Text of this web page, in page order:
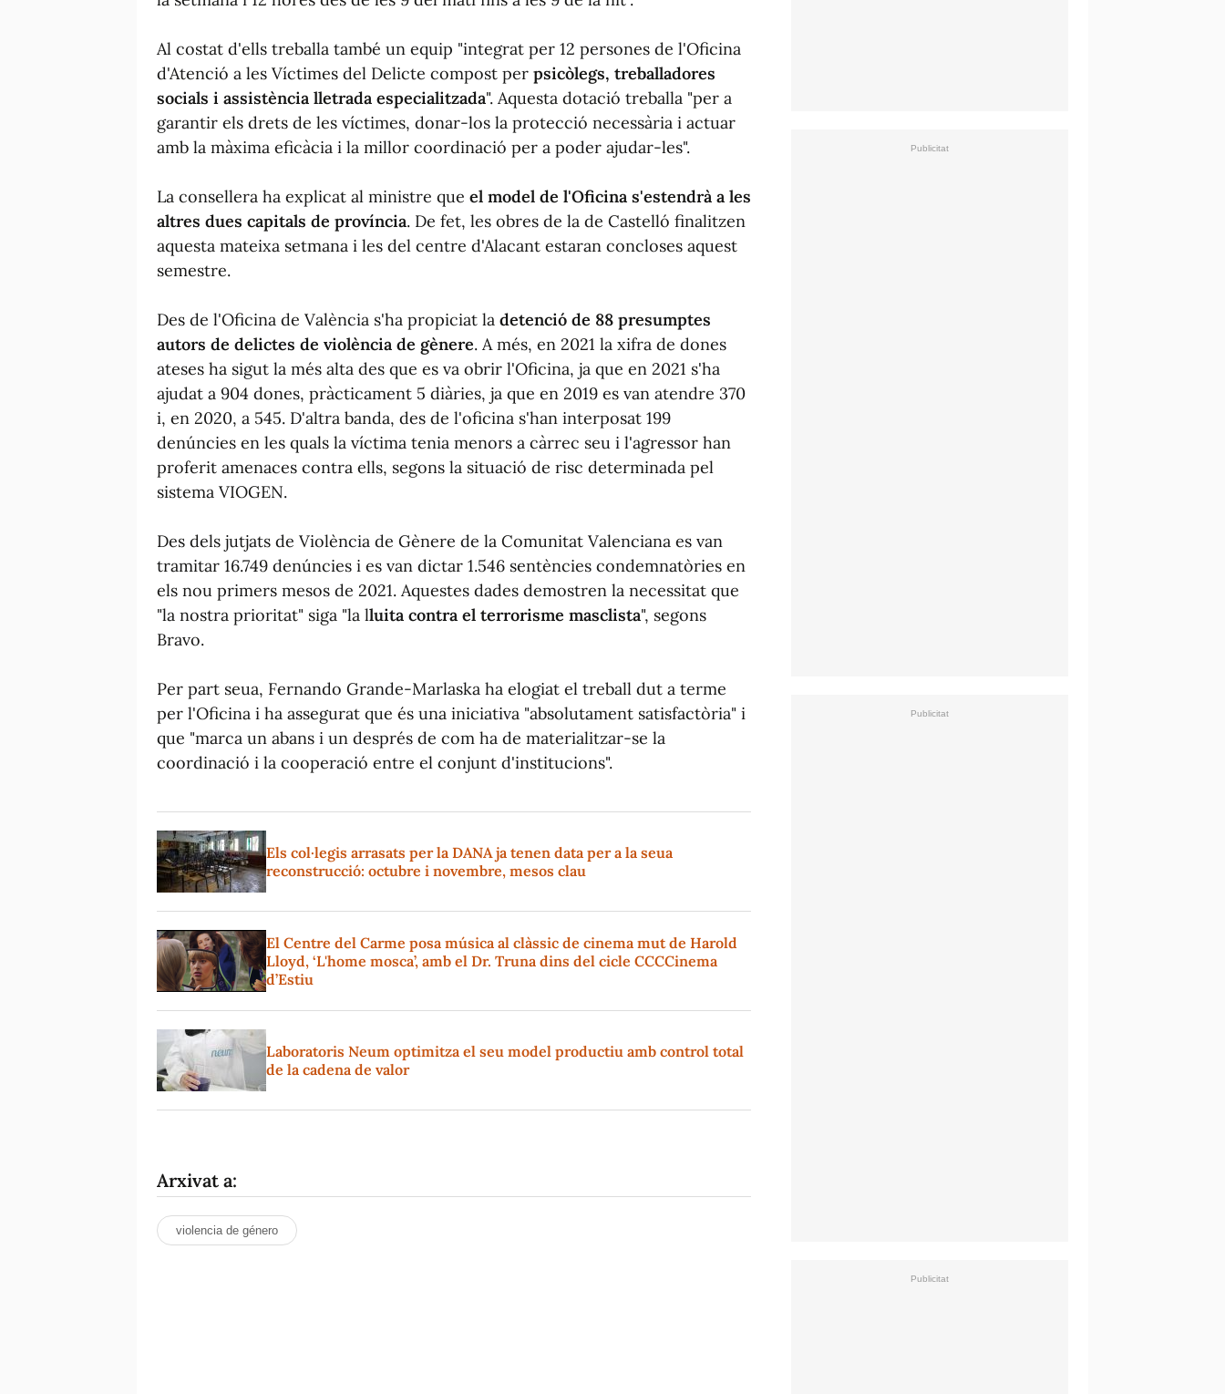
Al costat d'ells treballa també un equip "integrat per 12 persones de l'Oficina
d'Atenció a les Víctimes del Delicte compost per psicòlegs, treballadores
socials i assistència lletrada especialitzada". Aquesta dotació treballa "per a
garantir els drets de les víctimes, donar-los la protecció necessària i actuar
amb la màxima eficàcia i la millor coordinació per a poder ajudar-les".
La consellera ha explicat al ministre que el model de l'Oficina s'estendrà a les
altres dues capitals de província. De fet, les obres de la de Castelló finalitzen
aquesta mateixa setmana i les del centre d'Alacant estaran concloses aquest
semestre.
Des de l'Oficina de València s'ha propiciat la detenció de 88 presumptes
autors de delictes de violència de gènere. A més, en 2021 la xifra de dones
ateses ha sigut la més alta des que es va obrir l'Oficina, ja que en 2021 s'ha
ajudat a 904 dones, pràcticament 5 diàries, ja que en 2019 es van atendre 370
i, en 2020, a 545. D'altra banda, des de l'oficina s'han interposat 199
denúncies en les quals la víctima tenia menors a càrrec seu i l'agressor han
proferit amenaces contra ells, segons la situació de risc determinada pel
sistema VIOGEN.
Des dels jutjats de Violència de Gènere de la Comunitat Valenciana es van
tramitar 16.749 denúncies i es van dictar 1.546 sentències condemnatòries en
els nou primers mesos de 2021. Aquestes dades demostren la necessitat que
"la nostra prioritat" siga "la lluita contra el terrorisme masclista", segons
Bravo.
Per part seua, Fernando Grande-Marlaska ha elogiat el treball dut a terme
per l'Oficina i ha assegurat que és una iniciativa "absolutament satisfactòria" i
que "marca un abans i un després de com ha de materialitzar-se la
coordinació i la cooperació entre el conjunt d'institucions".
Els col·legis arrasats per la DANA ja tenen data per a la seua
reconstrucció: octubre i novembre, mesos clau
El Centre del Carme posa música al clàssic de cinema mut de Harold
Lloyd, ‘L'home mosca’, amb el Dr. Truna dins del cicle CCCCinema
d’Estiu
Laboratoris Neum optimitza el seu model productiu amb control total
de la cadena de valor
Arxivat a:
violencia de género